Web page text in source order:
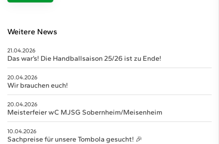
Weitere News
21.04.2026
Das war’s! Die Handballsaison 25/26 ist zu Ende!
20.04.2026
Wir brauchen euch!
20.04.2026
Meisterfeier wC MJSG Sobernheim/Meisenheim
10.04.2026
Sachpreise für unsere Tombola gesucht! 🎉